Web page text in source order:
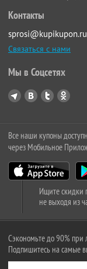
Контакты
sprosi@kupikupon.ru
Связаться с нами
Мы в Соцсетях
Все наши купоны
через Мобильное
Ищите скидки
не выходя из
Сэкономьте до 90% при
Подпишитесь на самые